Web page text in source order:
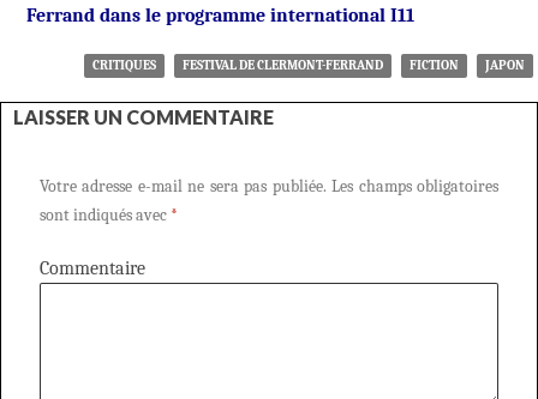
Ferrand dans le programme international I11
CRITIQUES FESTIVAL DE CLERMONT-FERRAND FICTION JAPON
LAISSER UN COMMENTAIRE
Votre adresse e-mail ne sera pas publiée. Les champs obligatoires
sont indiqués avec *
Commentaire